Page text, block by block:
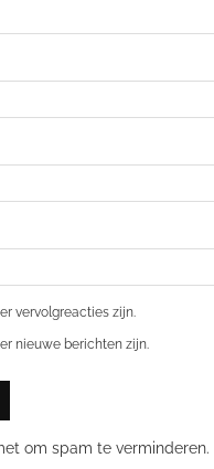
vervolgreacties zijn.
nieuwe berichten zijn.
om spam te verminderen.